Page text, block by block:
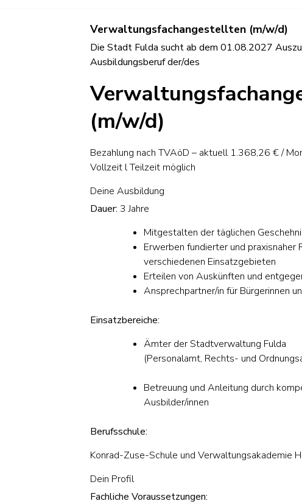
Verwaltungsfachangestellten (m/w/d)
Die Stadt Fulda sucht ab dem 01.08.2027
Ausbildungsberuf der/des
(m/w/d)
Bezahlung nach TVAöD – aktuell 1.368,26 € /
Vollzeit l Teilzeit möglich
Deine Ausbildung
Dauer: 3 Jahre
Mitgestalten der täglichen
Erwerben fundierter und praxisnaher
verschiedenen Einsatzgebieten
Erteilen von Auskünften und
Ansprechpartner/in für Bürgerinnen
Einsatzbereiche:
Ämter der Stadtverwaltung Fulda
(Personalamt, Rechts- und
Betreuung und Anleitung durch
Ausbilder/innen
Berufsschule:
Konrad-Zuse-Schule und Verwaltungsakademie
Dein Profil
Fachliche Voraussetzungen: